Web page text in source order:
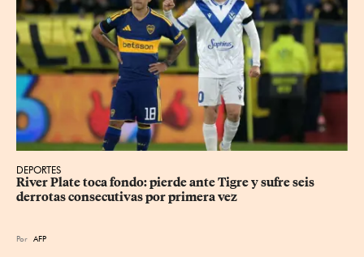
DEPORTES
River Plate toca fondo: pierde ante Tigre y sufre seis
derrotas consecutivas por primera vez
Por AFP